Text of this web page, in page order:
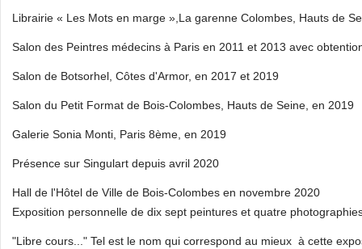
Librairie « Les Mots en marge »,La garenne Colombes, Hauts de
Salon des Peintres médecins à Paris en 2011 et 2013 avec
Salon de Botsorhel, Côtes d'Armor, en 2017 et 2019
Salon du Petit Format de Bois-Colombes, Hauts de Seine, en 2019
Galerie Sonia Monti, Paris 8ème, en 2019
Présence sur Singulart depuis avril 2020
Hall de l'Hôtel de Ville de Bois-Colombes en novembre 2020
Exposition personnelle de dix sept peintures et quatre
"Libre cours..." Tel est le nom qui correspond au mieux à cette